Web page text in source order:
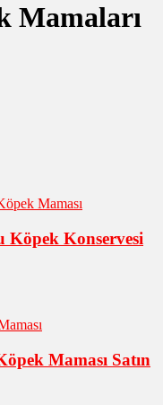
Mamaları
Konservesi
Maması Satın